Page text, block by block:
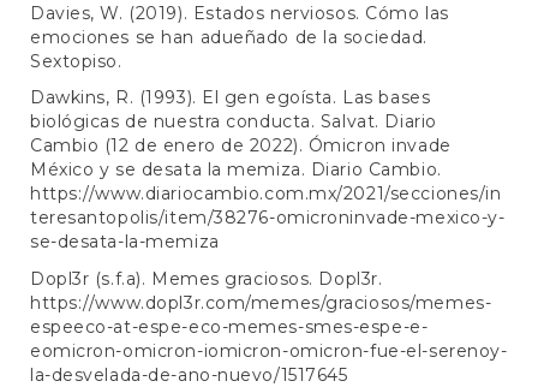
Davies, W. (2019). Estados nerviosos. Cómo las
emociones se han adueñado de la sociedad.
Sextopiso.
Dawkins, R. (1993). El gen egoísta. Las bases
biológicas de nuestra conducta. Salvat. Diario
Cambio (12 de enero de 2022). Ómicron invade
México y se desata la memiza. Diario Cambio.
https://www.diariocambio.com.mx/2021/secciones/in
teresantopolis/item/38276-omicroninvade-mexico-y-
se-desata-la-memiza
Dopl3r (s.f.a). Memes graciosos. Dopl3r.
https://www.dopl3r.com/memes/graciosos/memes-
espeeco-at-espe-eco-memes-smes-espe-e-
eomicron-omicron-iomicron-omicron-fue-el-serenoy-
la-desvelada-de-ano-nuevo/1517645